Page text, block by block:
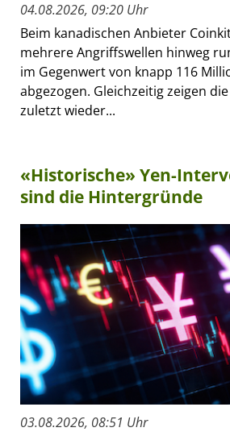
04.08.2026, 09:20 Uhr
Beim kanadischen Anbieter
mehrere Angriffswellen hinweg
im Gegenwert von knapp 116
abgezogen. Gleichzeitig zeigen die
zuletzt wieder...
«Historische» Yen-
sind die Hintergründe
03.08.2026, 08:51 Uhr